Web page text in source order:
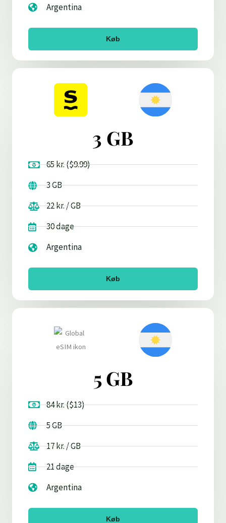
Argentina
Køb
3 GB
65 kr. ($9.99)
3 GB
22 kr. / GB
30 dage
Argentina
Køb
5 GB
84 kr. ($13)
5 GB
17 kr. / GB
21 dage
Argentina
Køb